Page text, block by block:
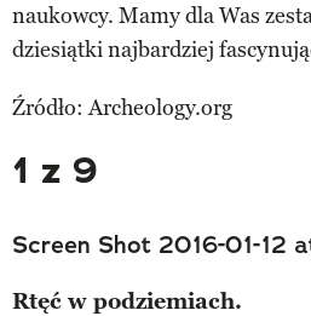
naukowcy. Mamy dla Was
dziesiątki najbardziej
Źródło: Archeology.org
1 z 9
Screen Shot 2016-01-12
Rtęć w podziemiach.